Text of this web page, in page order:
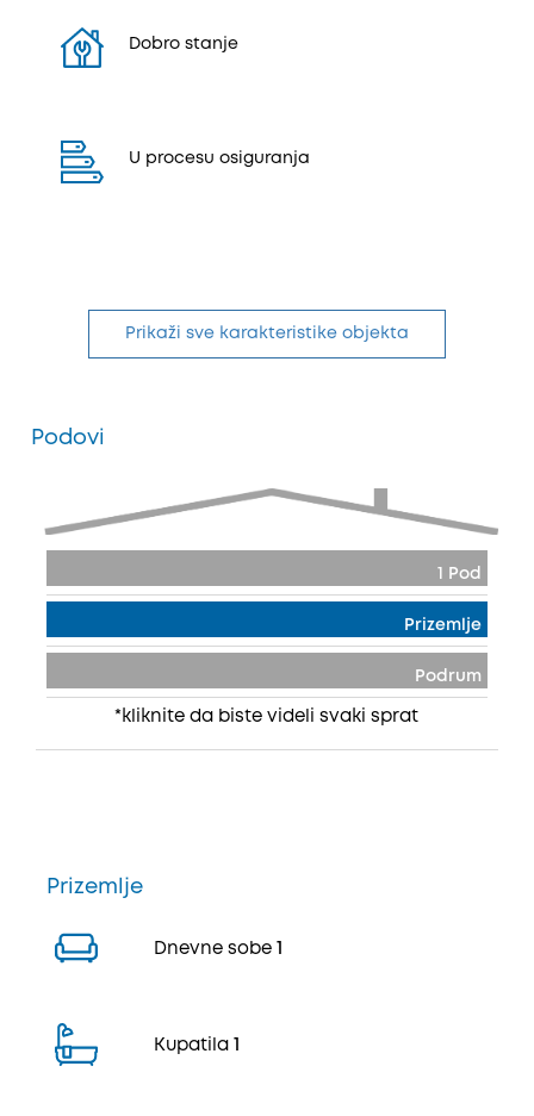
Dobro stanje
U procesu osiguranja
Prikaži sve karakteristike objekta
Podovi
1 Pod
Prizemlje
Podrum
*kliknite da biste videli svaki sprat
Prizemlje
Dnevne sobe
Kupatila